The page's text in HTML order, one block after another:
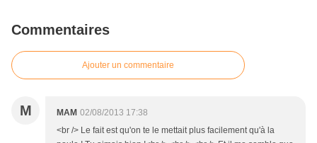
Commentaires
Ajouter un commentaire
M MAM 02/08/2013 17:38
<br /> Le fait est qu'on te le mettait plus facilement qu'à la